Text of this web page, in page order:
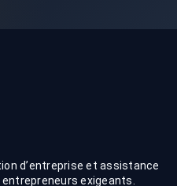
d’entreprise et assistance
exigeants.